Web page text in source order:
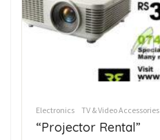
Electronics TV & Video Accessories
“Projector Rental”